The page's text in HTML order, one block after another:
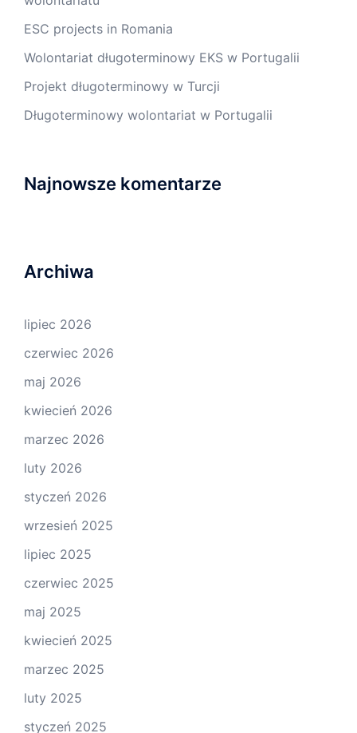
ESC projects in Romania
Wolontariat długoterminowy EKS w Portugalii
Projekt długoterminowy w Turcji
Długoterminowy wolontariat w Portugalii
Najnowsze komentarze
Archiwa
lipiec 2026
czerwiec 2026
maj 2026
kwiecień 2026
marzec 2026
luty 2026
styczeń 2026
wrzesień 2025
lipiec 2025
czerwiec 2025
maj 2025
kwiecień 2025
marzec 2025
luty 2025
styczeń 2025